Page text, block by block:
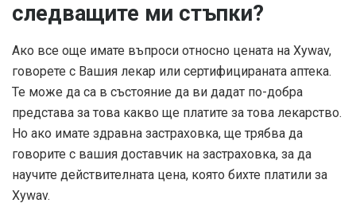
следващите ми стъпки?
Ако все още имате въпроси относно цената на Xywav,
говорете с Вашия лекар или сертифицираната аптека.
Те може да са в състояние да ви дадат по-добра
представа за това какво ще платите за това лекарство.
Но ако имате здравна застраховка, ще трябва да
говорите с вашия доставчик на застраховка, за да
научите действителната цена, която бихте платили за
Xywav.